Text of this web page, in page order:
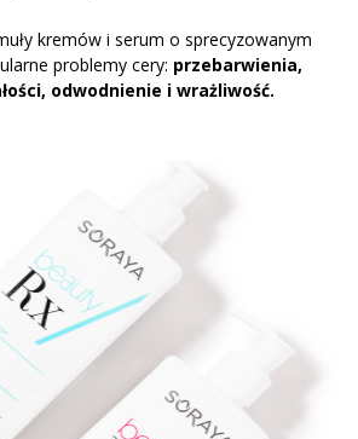
kremów i serum o sprecyzowanym
problemy cery: przebarwienia,
odwodnienie i wrażliwość.